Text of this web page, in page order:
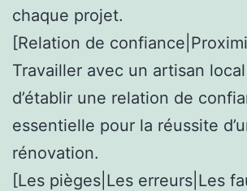
chaque projet.
[Relation de
Travailler avec un artisan
d’établir une relation de
essentielle pour la réussite
rénovation.
[Les pièges|Les erreurs|Les